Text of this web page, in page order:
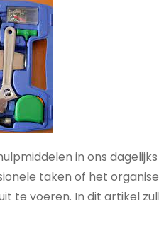
in ons
taken of het
te voeren. In dit artikel